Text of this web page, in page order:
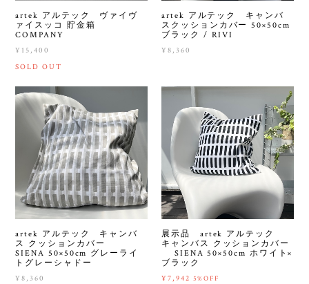
artek アルテック ヴァイヴ
ァイスッコ 貯金箱
COMPANY
¥15,400
SOLD OUT
artek アルテック キャンバ
スクッションカバー 50×50cm
ブラック / RIVI
¥8,360
artek アルテック キャンバ
ス クッションカバー
SIENA 50×50cm グレーライ
トグレーシャドー
¥8,360
展示品 artek アルテック
キャンバス クッションカバー
SIENA 50×50cm ホワイト×
ブラック
¥7,942 5%OFF